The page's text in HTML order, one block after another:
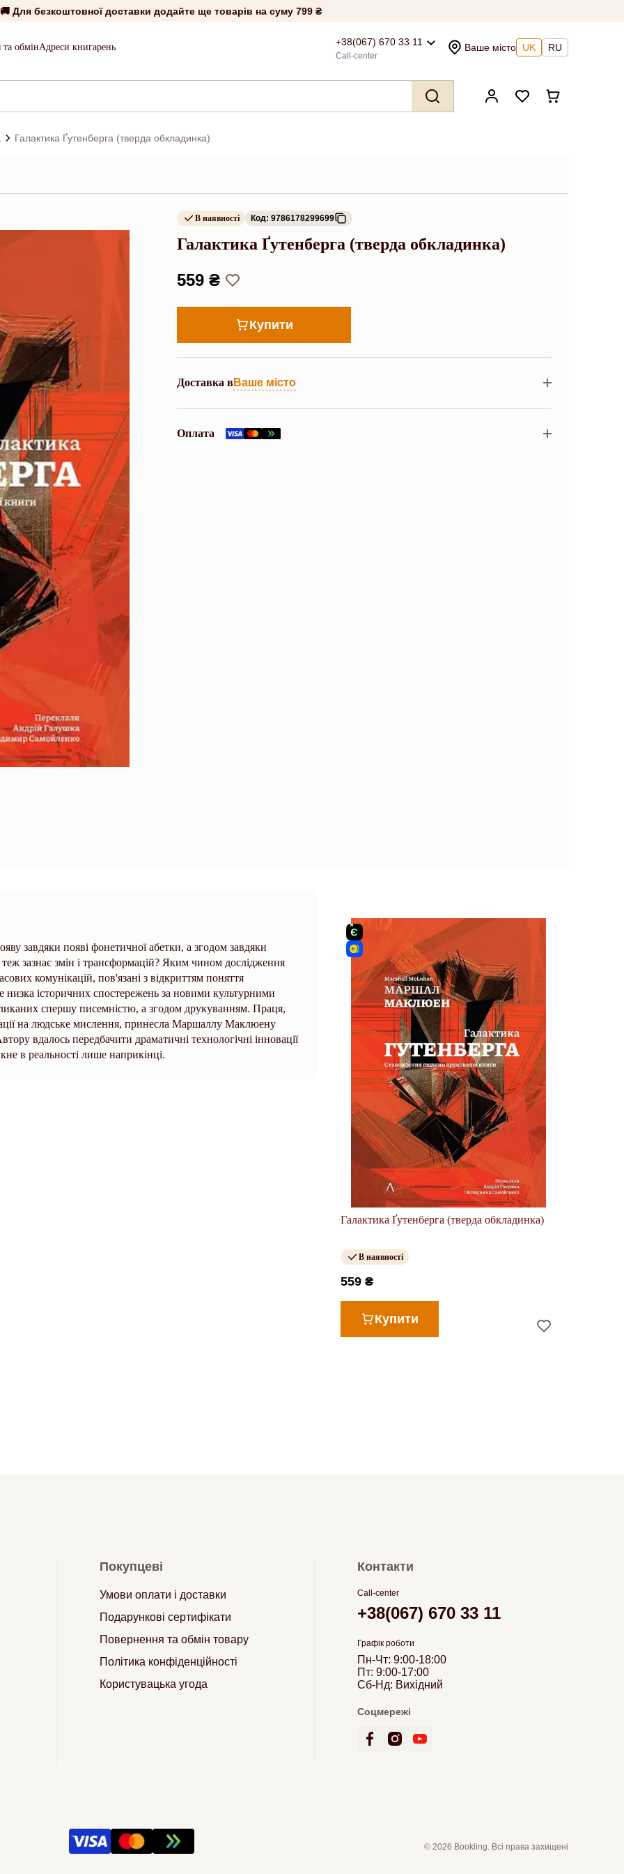
🚚 Для безкоштовної доставки додайте ще товарів на суму 799 ₴
обмінАдреси книгарень +38(067) 670 33 11
Call-center
Ваше місто UK RU
Галактика Ґутенберга (тверда обкладинка)
В наявності Код: 9786178299699
Галактика Ґутенберга (тверда обкладинка)
559 ₴
Купити
Доставка вВаше місто
Оплата
завдяки появі фонетичної абетки, а згодом завдяки
зазнає змін і трансформацій? Яким чином дослідження
комунікацій, пов'язані з відкриттям поняття
історичних спостережень за новими культурними
спершу писемністю, а згодом друкуванням. Праця,
на людське мислення, принесла Маршаллу Маклюену
вдалось передбачити драматичні технологічні інновації
в реальності лише наприкінці.
Галактика Ґутенберга (тверда обкладинка)
В наявності
559 ₴
Купити
Покупцеві
Умови оплати і доставки
Подарункові сертифікати
Повернення та обмін товару
Політика конфіденційності
Користувацька угода
Контакти
Call-center
+38(067) 670 33 11
Графік роботи
Пн-Чт: 9:00-18:00
Пт: 9:00-17:00
Сб-Нд: Вихідний
Соцмережі
© 2026 Bookling. Всі права захищені